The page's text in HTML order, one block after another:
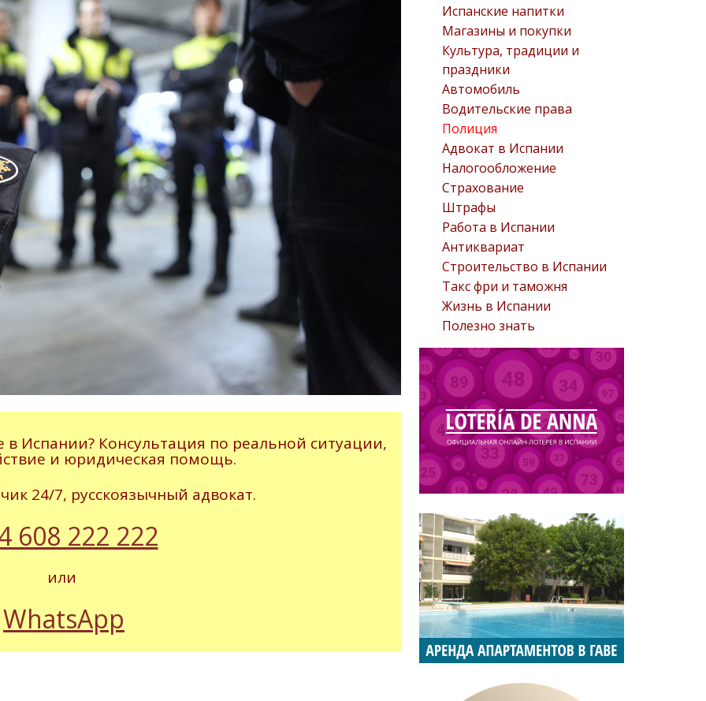
Испанские напитки
Магазины и покупки
Культура, традиции и
праздники
Автомобиль
Водительские права
Полиция
Адвокат в Испании
Налогообложение
Страхование
Штрафы
Работа в Испании
Антиквариат
Строительство в Испании
Такс фри и таможня
Жизнь в Испании
Полезно знать
Испании? Консультация по реальной ситуации,
и юридическая помощь.
24/7, русскоязычный адвокат.
608 222 222
или
WhatsApp